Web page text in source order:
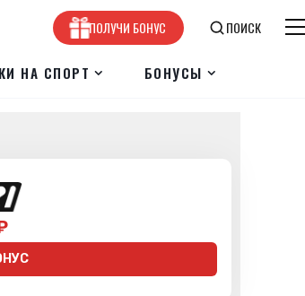
ПОЛУЧИ БОНУС ПОИСК
НА СПОРТ БОНУСЫ